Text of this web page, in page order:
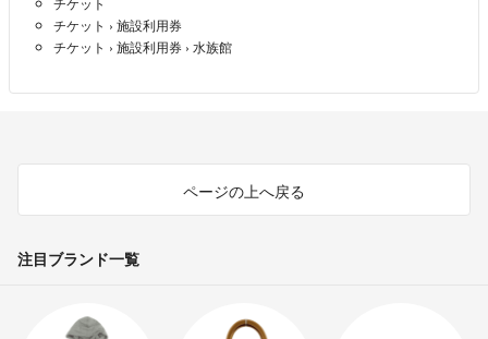
●ペット、喫煙者はおりません。
●専用ページを作成しても、連絡もなく、お取引もしていただけない場
チケット › 施設利用券
チケット › 施設利用券 › 水族館
ページの上へ戻る
注目ブランド一覧